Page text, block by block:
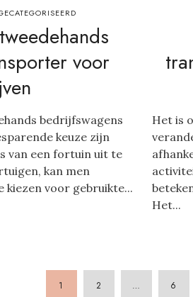
voor
bedrijfswagens
keuze zijn
van een fortuin uit te
kan men
kiezen voor gebruikte...
Het is
Het...
1 2 … 6